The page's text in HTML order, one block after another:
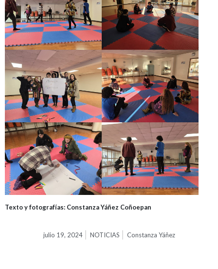
Texto y fotografías: Constanza Yáñez Coñoepan
julio 19, 2024 NOTICIAS Constanza Yáñez